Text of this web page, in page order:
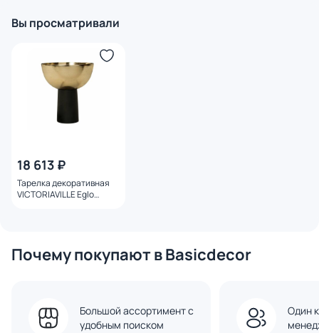
Вы просматривали
18 613 ₽
Тарелка декоративная
VICTORIAVILLE Eglo
Почему покупают в Basicdecor
Большой ассортимент с
удобным поиском
Один